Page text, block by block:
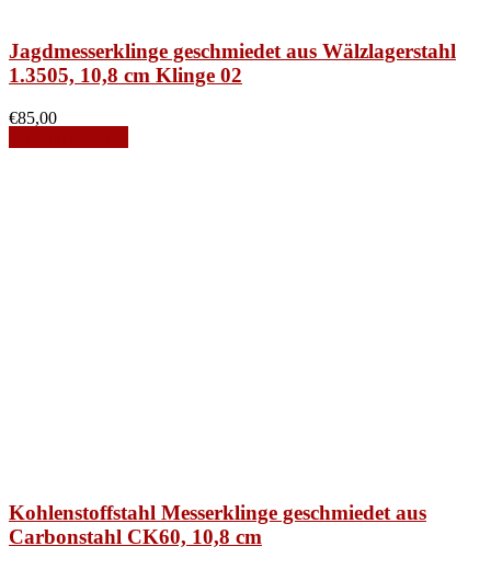
Jagdmesserklinge geschmiedet aus Wälzlagerstahl
1.3505, 10,8 cm Klinge 02
€85,00
Kohlenstoffstahl Messerklinge geschmiedet aus
Carbonstahl CK60, 10,8 cm